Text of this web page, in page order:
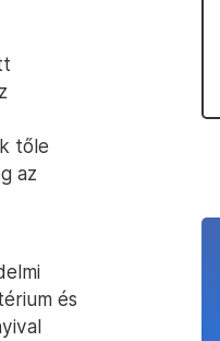
tőle
az
és